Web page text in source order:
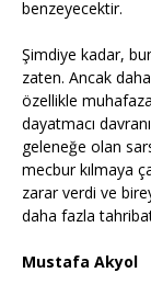
benzeyecektir.
Şimdiye kadar,
zaten. Ancak
özellikle
dayatmacı
geleneğe olan
mecbur kılmaya
zarar verdi ve
daha fazla
Mustafa Akyol